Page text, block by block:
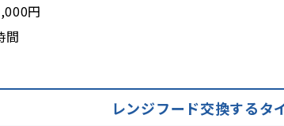
円
間
レンジフード交換するタ